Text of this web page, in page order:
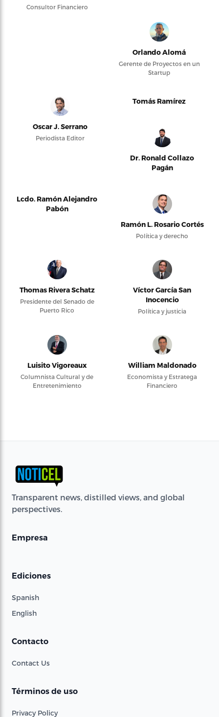
Consultor Financiero
Orlando Alomá
Gerente de Proyectos en un
Startup
Oscar J. Serrano
Periodista Editor
Tomás Ramírez
Dr. Ronald Collazo
Pagán
Lcdo. Ramón Alejandro
Pabón
Ramón L. Rosario Cortés
Política y derecho
Thomas Rivera Schatz
Presidente del Senado de
Puerto Rico
Víctor García San
Inocencio
Política y justicia
Luisito Vigoreaux
Columnista Cultural y de
Entretenimiento
William Maldonado
Economista y Estratega
Financiero
Transparent news, distilled views, and global
perspectives.
Empresa
Ediciones
Spanish
English
Contacto
Contact Us
Términos de uso
Privacy Policy